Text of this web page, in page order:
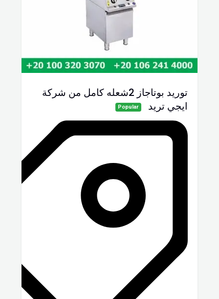
توريد بوتاجاز 2شعله كامل من شركة
ايجي تريد
Popular